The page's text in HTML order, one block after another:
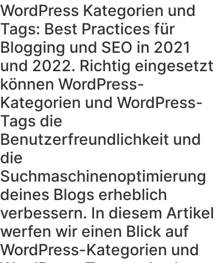
WordPress Kategorien und
Tags: Best Practices für
Blogging und SEO in 2021
und 2022. Richtig eingesetzt
können WordPress-
Kategorien und WordPress-
Tags die
Benutzerfreundlichkeit und
die
Suchmaschinenoptimierung
deines Blogs erheblich
verbessern. In diesem Artikel
werfen wir einen Blick auf
WordPress-Kategorien und